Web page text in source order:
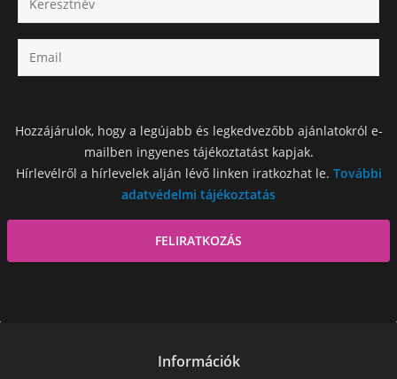
Hozzájárulok, hogy a legújabb és legkedvezőbb ajánlatokról e-
mailben ingyenes tájékoztatást kapjak.
Hírlevélről a hírlevelek alján lévő linken iratkozhat le. További
adatvédelmi tájékoztatás
Információk